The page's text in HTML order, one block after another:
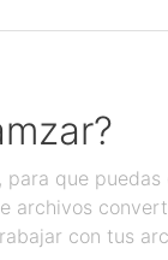
que
archivos
con tus